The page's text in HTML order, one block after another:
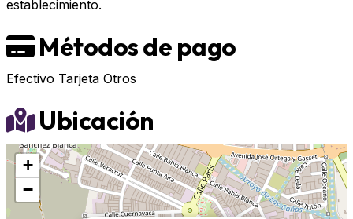
establecimiento.
Métodos de pago
Efectivo Tarjeta Otros
Ubicación
+
−